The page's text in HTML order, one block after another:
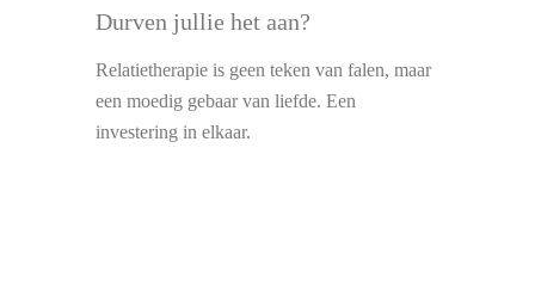
Durven jullie het aan?
Relatietherapie is geen teken van falen, maar
een moedig gebaar van liefde. Een
investering in elkaar.